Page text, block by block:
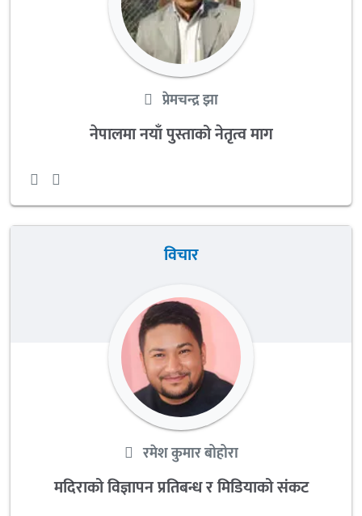
प्रेमचन्द्र झा
नेपालमा नयाँ पुस्ताको नेतृत्व माग
विचार
रमेश कुमार बोहोरा
मदिराको विज्ञापन प्रतिबन्ध र मिडियाको संकट